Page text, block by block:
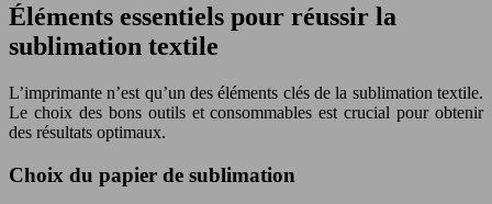
Éléments essentiels pour réussir la
sublimation textile
L’imprimante n’est qu’un des éléments clés de la sublimation textile.
Le choix des bons outils et consommables est crucial pour obtenir
des résultats optimaux.
Choix du papier de sublimation